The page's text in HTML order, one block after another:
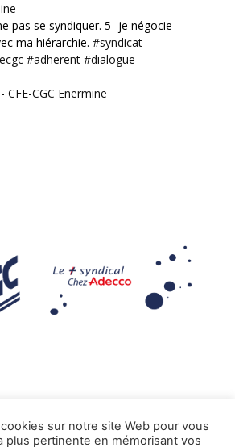
pas se syndiquer. 5- je négocie
ma hiérarchie. #syndicat
#adherent #dialogue
CGC Enermine
sur notre site Web pour vous
plus pertinente en mémorisant vos